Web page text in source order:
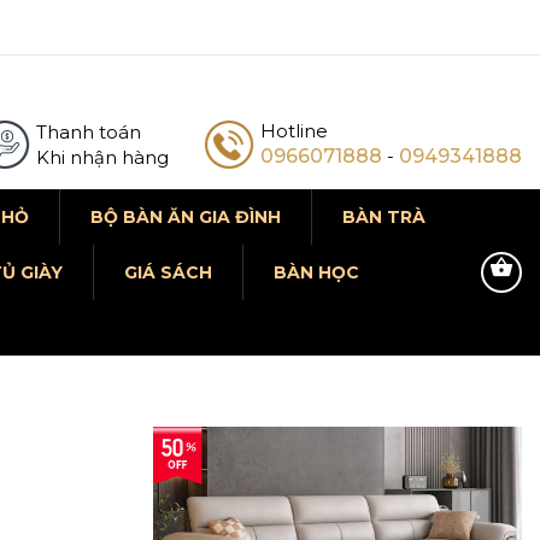
Thanh toán
Khi nhận hàng
Hotline
0966071888 - 0949341888
BỘ BÀN ĂN GIA ĐÌNH BÀN TRÀ
GIÀY GIÁ SÁCH BÀN HỌC